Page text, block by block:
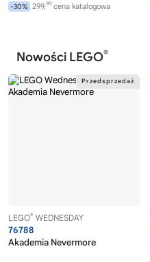
-30% 299,99 cena katalogowa
Nowości LEGO®
LEGO® WEDNESDAY
76788
Akademia Nevermore